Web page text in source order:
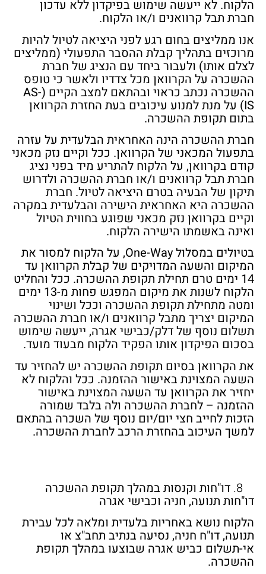
הלקוח. לא ייעשה שימוש בפיקדון ללא עדכון
חברת תבל קרוואנים ו/או הלקוח.
אנו ממליצים בחום רגע לפני היציאה לטיול להיות
מרוכזים בתהליך קבלת ההסבר התפעולי (ממליצים
לצלם אותו) ולעבור ביחד עם הנציג של חברת
ההשכרה על הקרוואן מכל צדדיו ולאשר כי טופס
ההשכרה נכתב כראוי ובהתאם למצב הקיים (AS-
IS) על מנת למנוע עיכובים בעת החזרת הקרוואן
בתום תקופת ההשכרה.
חברת ההשכרה הינה האחראית הבלעדית על עזרה
בתפעול המכאני של הקרוואן. ככל וקיים נזק מכאני
קודם בקרוואן, על הלקוח להתריע מיד בפני נציג
חברת תבל קרוואנים ו/או חברת ההשכרה ולדרוש
תיקון של הבעיה בטרם היציאה לטיול. חברת
ההשכרה היא האחראית הישירה והבלעדית במקרה
וקיים בקרוואן נזק מכאני שפוגע בחווית הטיול
ואינה באשמתו הישירה הלקוח.
בטיולים במסלול One-Way, על הלקוח למסור את
המיקום והשעה המדויקים של קבלת הקרוואן עד
14 ימים טרם תחילת תקופת ההשכרה. ככל והחליט
הלקוח לשנות את מיקום המפגש פחות מ-13 ימים
ומטה מתחילת תקופת ההשכרה וככל ושינוי
המיקום יצריך מתבל קרוואנים ו/או חברת ההשכרה
תשלום נוסף של דלק/כבישי אגרה, ייעשה שימוש
בסכום הפיקדון אותו הפקיד הלקוח מבעוד מועד.
את הקרוואן בסיום תקופת ההשכרה יש להחזיר עד
השעה המצוינת באישור ההזמנה. ככל והלקוח לא
יחזיר את הקרוואן עד השעה המצוינת באישור
ההזמנה – לחברת ההשכרה ולה בלבד שמורה
הזכות לחייב חצי יום/יום נוסף של השכרה בהתאם
למשך העיכוב בהחזרת הרכב לחברת ההשכרה.
דו"חות וקנסות במהלך תקופת ההשכרה
דו"חות תנועה, חניה וכבישי אגרה
הלקוח נושא באחריות בלעדית ומלאה לכל עבירת
תנועה, דו"ח חניה, נסיעה בנתיב תחב"צ או
אי-תשלום כביש אגרה שבוצעו במהלך תקופת
ההשכרה.